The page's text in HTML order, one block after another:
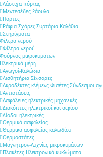
Λάστιχα πόρτας
Μεντεσέδες-Ράουλα
Πόρτες
Ράφια-Σχάρες-Συρτάρια-Καλάθια
Στηρίγματα
Φίλτρα νερού
Φίλτρα νερού
Φούρνος μικροκυμάτων
Ηλεκτρικά μέρη
Αγωγοί-Καλώδια
Αισθητήρια-Σένσορες
Ακροδέκτες κλέμενς-Φισέτες-Σύνδεσμοι
Αντιστάσεις
Ασφάλειες ηλεκτρικές-μηχανικές
Διακόπτες ηλεκτρικοί και αερίου
Δίοδοι ηλεκτρικές
Θερμικά ασφαλείας
Θερμικά ασφαλείας καλωδίου
Θερμοστάτες
Μάγνητρον-Λυχνίες μικροκυμάτων
Πλακέτες-Ηλεκτρονικά κυκλώματα